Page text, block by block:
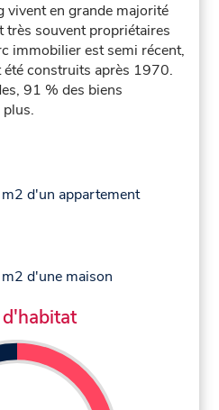
vivent en grande majorité
très souvent propriétaires
immobilier est semi récent,
construits après 1970.
91 % des biens
d'un appartement
d'une maison